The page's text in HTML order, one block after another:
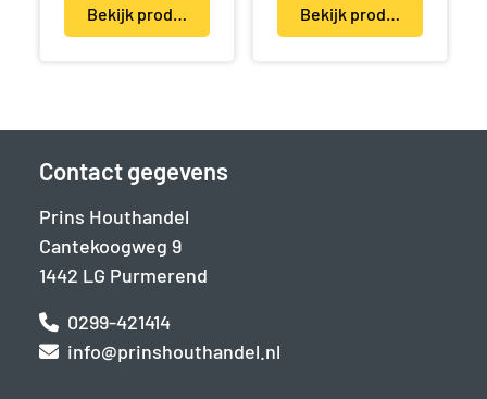
Bekijk product(en) Bekijk product(en)
Contact gegevens
Prins Houthandel
Cantekoogweg 9
1442 LG Purmerend
0299-421414
info@prinshouthandel.nl